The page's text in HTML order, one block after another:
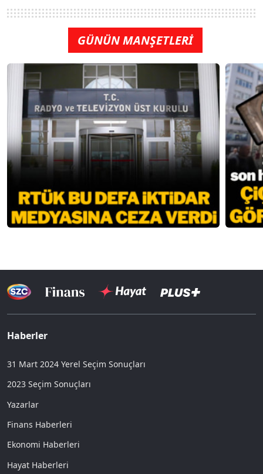
GÜNÜN MANŞETLERİ
Haberler
31 Mart 2024 Yerel Seçim Sonuçları
2023 Seçim Sonuçları
Yazarlar
Finans Haberleri
Ekonomi Haberleri
Hayat Haberleri